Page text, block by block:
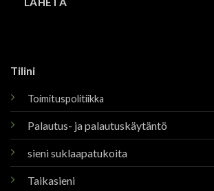
Tilini
Toimituspolitiikka
Palautus- ja palautuskäytäntö
sieni suklaapatukoita
Taikasieni